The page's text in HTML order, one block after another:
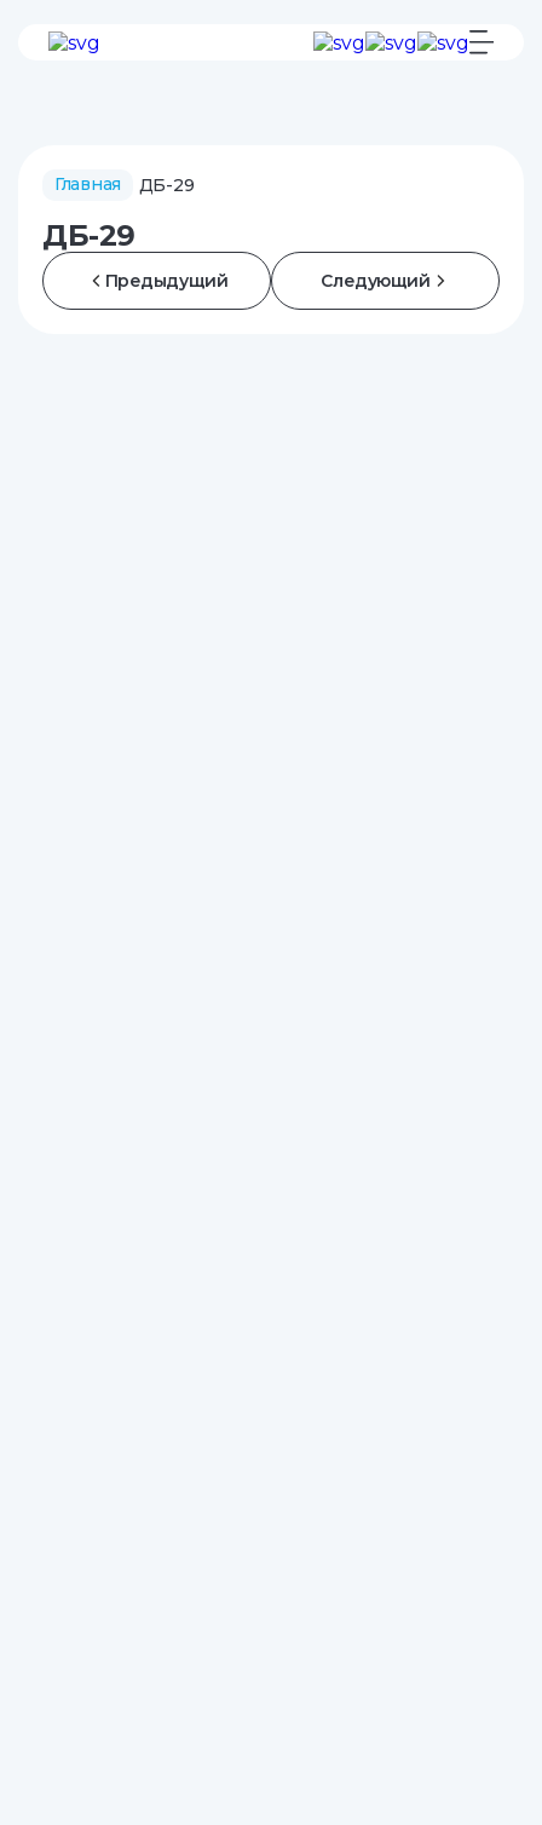
Главная ДБ-29
ДБ-29
Предыдущий Следующий